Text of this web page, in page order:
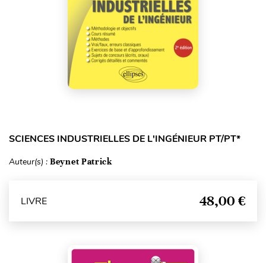
SCIENCES INDUSTRIELLES DE L'INGÉNIEUR PT/PT*
Auteur(s) : Beynet Patrick
LIVRE 48,00 €